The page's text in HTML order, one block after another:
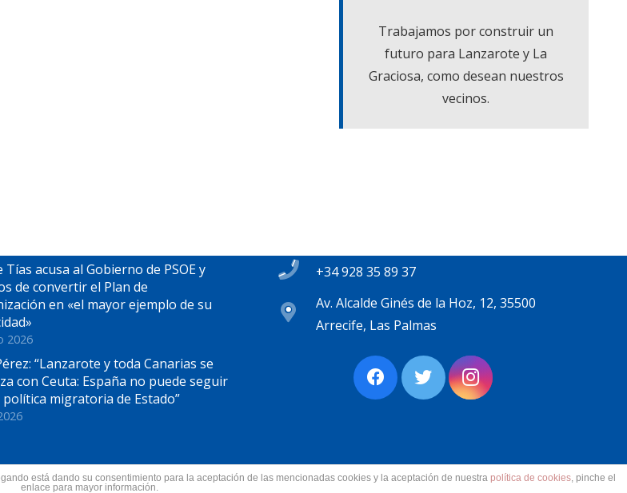
Trabajamos por construir un
futuro para Lanzarote y La
Graciosa, como desean nuestros
vecinos.
Tías acusa al Gobierno de PSOE y
de convertir el Plan de
en «el mayor ejemplo de su
2026
“Lanzarote y toda Canarias se
con Ceuta: España no puede seguir
migratoria de Estado”
+34 928 35 89 37
Av. Alcalde Ginés de la Hoz, 12, 35500
Arrecife, Las Palmas
está dando su consentimiento para la aceptación de las mencionadas cookies y la aceptación de nuestra política de cookies, pinche el
enlace para mayor información.